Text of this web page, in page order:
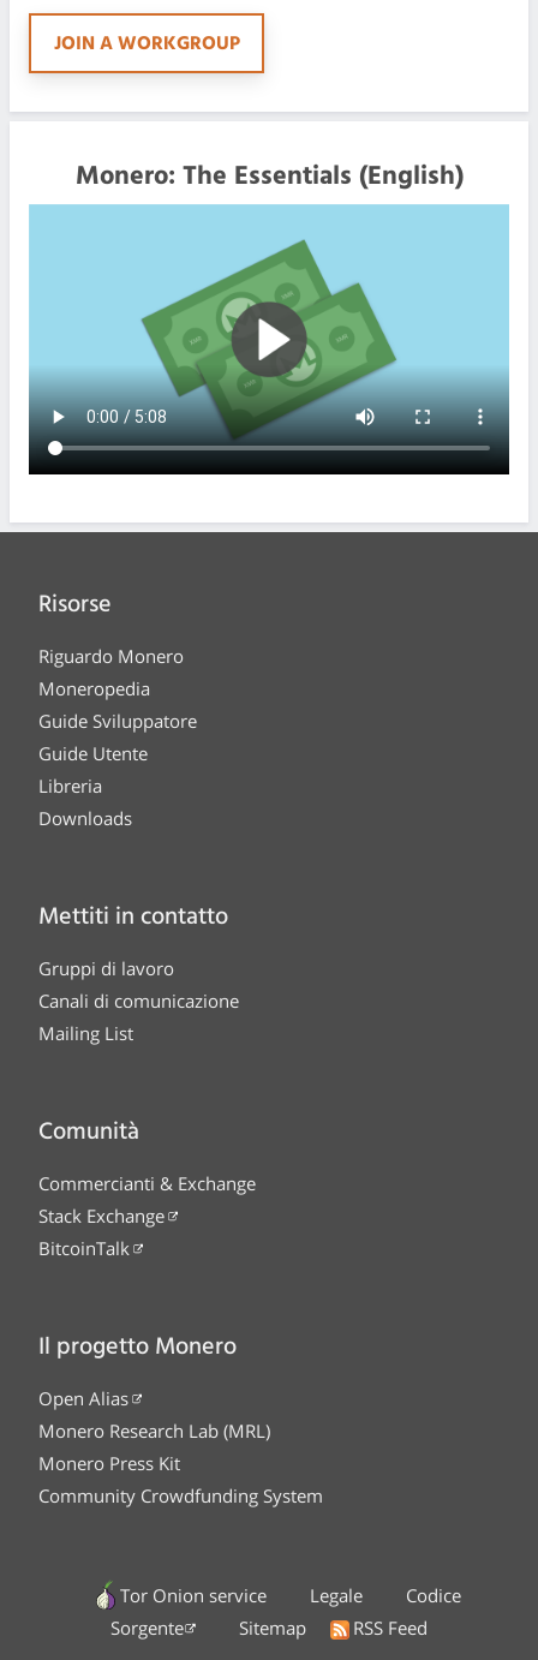
JOIN A WORKGROUP
Monero: The Essentials (English)
Risorse
Riguardo Monero
Moneropedia
Guide Sviluppatore
Guide Utente
Libreria
Downloads
Mettiti in contatto
Gruppi di lavoro
Canali di comunicazione
Mailing List
Comunità
Commercianti & Exchange
Stack Exchange
BitcoinTalk
Il progetto Monero
Open Alias
Monero Research Lab (MRL)
Monero Press Kit
Community Crowdfunding System
Tor Onion service Legale
Codice
Sorgente
Sitemap RSS Feed